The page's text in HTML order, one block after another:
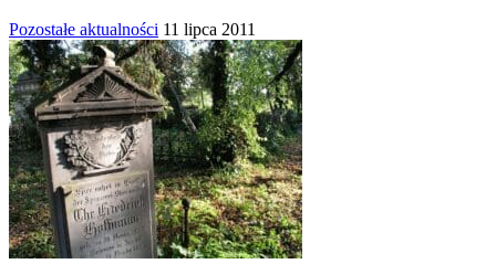
Pozostałe aktualności 11 lipca 2011